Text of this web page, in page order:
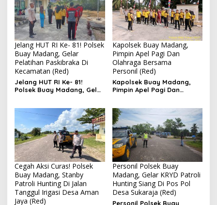
Jelang HUT RI Ke- 81! Polsek
Buay Madang, Gelar
Pelatihan Paskibraka Di
Kecamatan (Red)
Jelang HUT RI Ke- 81!
Polsek Buay Madang, Gelar
Kapolsek Buay Madang,
Pimpin Apel Pagi Dan
Olahraga Bersama
Personil (Red)
Kapolsek Buay Madang,
Pimpin Apel Pagi Dan
Cegah Aksi Curas! Polsek
Buay Madang, Stanby
Patroli Hunting Di Jalan
Tanggul Irigasi Desa Aman
Jaya (Red)
Personil Polsek Buay
Madang, Gelar KRYD Patroli
Hunting Siang Di Pos Pol
Desa Sukaraja (Red)
Personil Polsek Buay